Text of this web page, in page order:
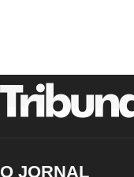
O JORNAL